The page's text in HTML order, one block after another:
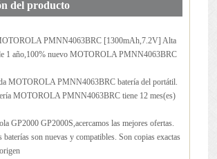
del producto
PMNN4063BRC[1300mAh,7.2V] Alta
1 año,100% nuevo MOTOROLA PMNN4063BRC
MOTOROLA PMNN4063BRC batería del portátil.
MOTOROLA PMNN4063BRC tiene 12 mes(es)
GP2000 GP2000S,acercamos las mejores ofertas.
baterías son nuevas y compatibles. Son copias exactas